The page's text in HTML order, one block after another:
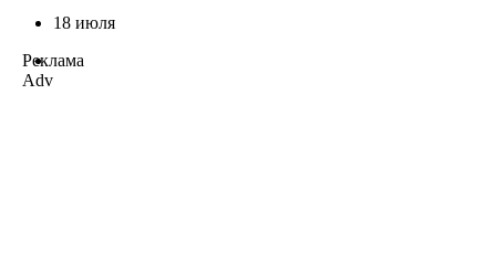
18 июля
Реклама
Adv